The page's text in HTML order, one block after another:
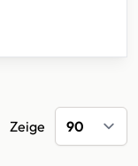
Zeige